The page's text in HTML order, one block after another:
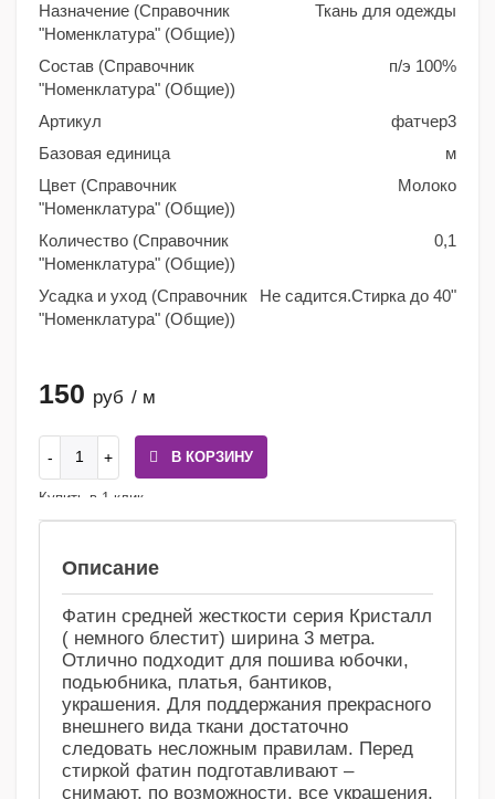
Назначение (Справочник
"Номенклатура" (Общие))
Ткань для одежды
Состав (Справочник
"Номенклатура" (Общие))
п/э 100%
Артикул
фатчер3
Базовая единица
м
Цвет (Справочник
"Номенклатура" (Общие))
Молоко
Количество (Справочник
"Номенклатура" (Общие))
0,1
Усадка и уход (Справочник
"Номенклатура" (Общие))
Не садится.Стирка до 40"
150 руб / м
В КОРЗИНУ
Купить в 1 клик
Описание
Фатин средней жесткости серия Кристалл
( немного блестит) ширина 3 метра.
Отлично подходит для пошива юбочки,
подьюбника, платья, бантиков,
украшения. Для поддержания прекрасного
внешнего вида ткани достаточно
следовать несложным правилам. Перед
стиркой фатин подготавливают –
снимают, по возможности, все украшения,